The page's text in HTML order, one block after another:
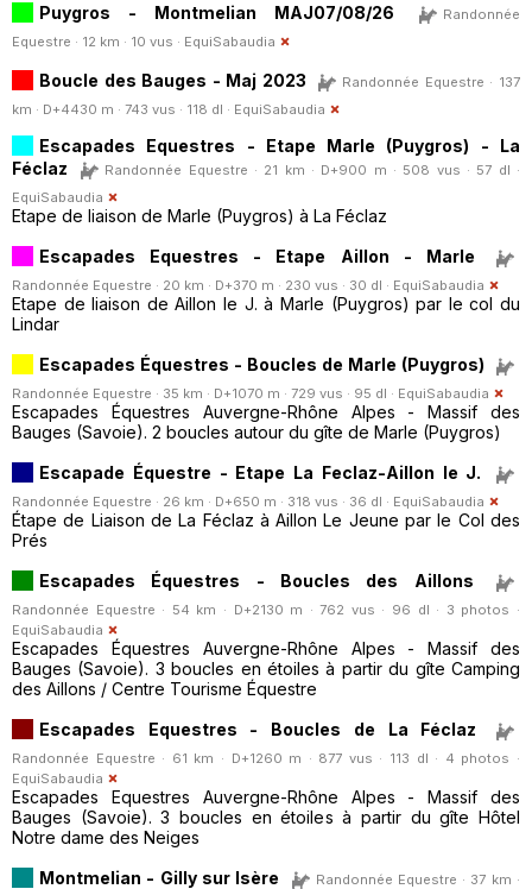
Puygros - Montmelian MAJ07/08/26
Randonnée
Equestre · 12 km · 10 vus · EquiSabaudia
Boucle des Bauges - Maj 2023
Randonnée Equestre · 137
km · D+4430 m · 743 vus · 118 dl · EquiSabaudia
Escapades Equestres - Etape Marle (Puygros) - La
Féclaz
Randonnée Equestre · 21 km · D+900 m · 508 vus · 57 dl ·
EquiSabaudia
Etape de liaison de Marle (Puygros) à La Féclaz
Escapades Equestres - Etape Aillon - Marle
Randonnée Equestre · 20 km · D+370 m · 230 vus · 30 dl · EquiSabaudia
Etape de liaison de Aillon le J. à Marle (Puygros) par le col du
Lindar
Escapades Équestres - Boucles de Marle (Puygros)
Randonnée Equestre · 35 km · D+1070 m · 729 vus · 95 dl · EquiSabaudia
Escapades Équestres Auvergne-Rhône Alpes - Massif des
Bauges (Savoie). 2 boucles autour du gîte de Marle (Puygros)
Escapade Équestre - Etape La Feclaz-Aillon le J.
Randonnée Equestre · 26 km · D+650 m · 318 vus · 36 dl · EquiSabaudia
Étape de Liaison de La Féclaz à Aillon Le Jeune par le Col des
Prés
Escapades Équestres - Boucles des Aillons
Randonnée Equestre · 54 km · D+2130 m · 762 vus · 96 dl · 3 photos ·
EquiSabaudia
Escapades Équestres Auvergne-Rhône Alpes - Massif des
Bauges (Savoie). 3 boucles en étoiles à partir du gîte Camping
des Aillons / Centre Tourisme Équestre
Escapades Equestres - Boucles de La Féclaz
Randonnée Equestre · 61 km · D+1260 m · 877 vus · 113 dl · 4 photos ·
EquiSabaudia
Escapades Equestres Auvergne-Rhône Alpes - Massif des
Bauges (Savoie). 3 boucles en étoiles à partir du gîte Hôtel
Notre dame des Neiges
Montmelian - Gilly sur Isère
Randonnée Equestre · 37 km ·